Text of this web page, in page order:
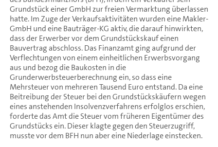
Grundstück einer GmbH zur freien Vermarktung überlassen
hatte. Im Zuge der Verkaufsaktivitäten wurden eine Makler-
GmbH und eine Bauträger-KG aktiv, die darauf hinwirkten,
dass der Erwerber vor dem Grundstückskauf einen
Bauvertrag abschloss. Das Finanzamt ging aufgrund der
Verflechtungen von einem einheitlichen Erwerbsvorgang
aus und bezog die Baukosten in die
Grunderwerbsteuerberechnung ein, so dass eine
Mehrsteuer von mehreren Tausend Euro entstand. Da eine
Beitreibung der Steuer bei den Grundstückskäufern wegen
eines anstehenden Insolvenzverfahrens erfolglos erschien,
forderte das Amt die Steuer vom früheren Eigentümer des
Grundstücks ein. Dieser klagte gegen den Steuerzugriff,
musste vor dem BFH nun aber eine Niederlage einstecken.